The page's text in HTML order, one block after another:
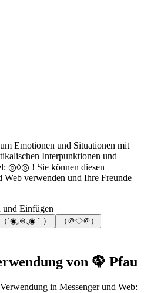
Emotionen und Situationen mit
Interpunktionen und
◎◊◎ ! Sie können diesen
Web verwenden und Ihre Freunde
Einfügen
（´◉◞⊖◟◉｀）
（＠◇＠）
von 🦚 Pfau
in Messenger und Web: